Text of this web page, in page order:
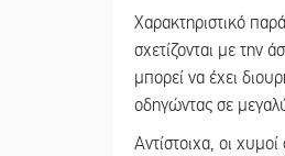
Χαρακτηριστικό
σχετίζονται με την
μπορεί να έχει
οδηγώντας σε
Αντίστοιχα, οι